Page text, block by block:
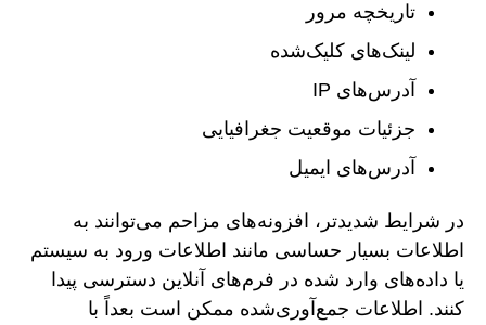
تاریخچه مرور
لینک‌های کلیک‌شده
آدرس‌های IP
جزئیات موقعیت جغرافیایی
آدرس‌های ایمیل
در شرایط شدیدتر، افزونه‌های مزاحم می‌توانند به
اطلاعات بسیار حساسی مانند اطلاعات ورود به سیستم
یا داده‌های وارد شده در فرم‌های آنلاین دسترسی پیدا
کنند. اطلاعات جمع‌آوری‌شده ممکن است بعداً با